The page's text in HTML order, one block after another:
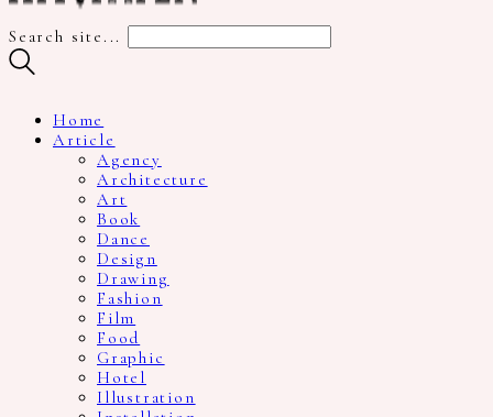
Search site...
Home
Article
Agency
Architecture
Art
Book
Dance
Design
Drawing
Fashion
Film
Food
Graphic
Hotel
Illustration